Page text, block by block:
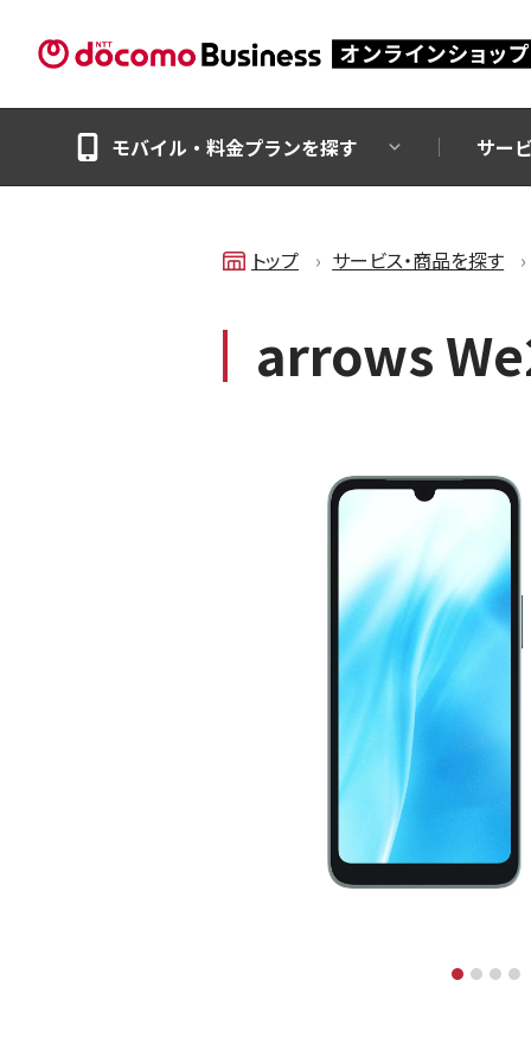
モバイル・料金プランを探す サー
トップ サービス・商品を探す
arrows